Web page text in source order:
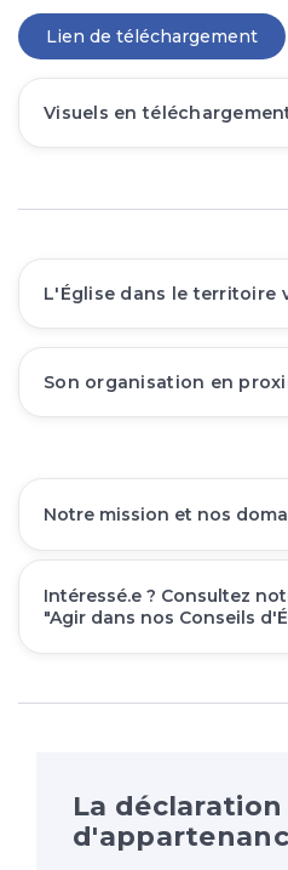
Lien de téléchargement
Visuels en
L'Église dans le territoire
Son organisation en
Notre mission et nos
Intéressé.e ? Consultez
"Agir dans nos Conseils
La déclaration